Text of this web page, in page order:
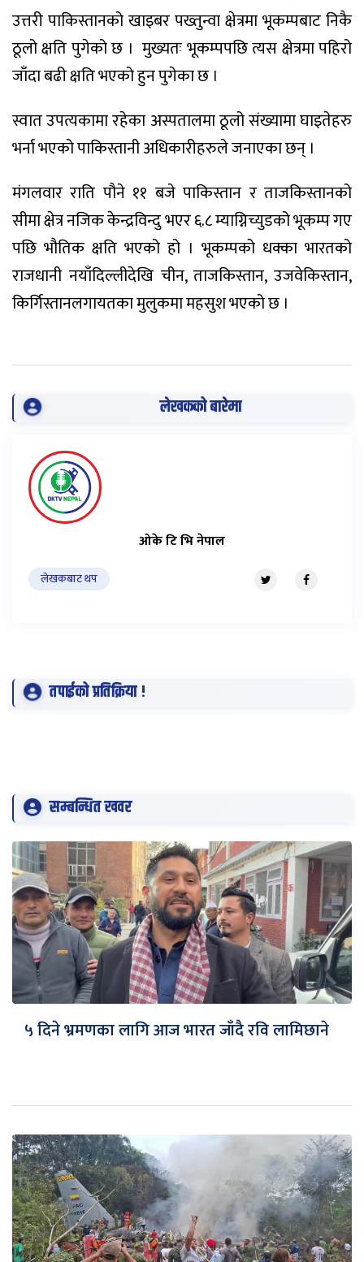
उत्तरी पाकिस्तानको खाइबर पख्तुन्वा क्षेत्रमा भूकम्पबाट निकै
ठूलो क्षति पुगेको छ । मुख्यतः भूकम्पपछि त्यस क्षेत्रमा पहिरो
जाँदा बढी क्षति भएको हुन पुगेका छ ।
स्वात उपत्यकामा रहेका अस्पतालमा ठूलो संख्यामा घाइतेहरु
भर्ना भएको पाकिस्तानी अधिकारीहरुले जनाएका छन् ।
मंगलवार राति पौने ११ बजे पाकिस्तान र ताजकिस्तानको
सीमा क्षेत्र नजिक केन्द्रविन्दु भएर ६.८ म्याग्निच्युडको भूकम्प गए
पछि भौतिक क्षति भएको हो । भूकम्पको धक्का भारतको
राजधानी नयाँदिल्लीदेखि चीन, ताजकिस्तान, उजवेकिस्तान,
किर्गिस्तानलगायतका मुलुकमा महसुश भएको छ ।
लेखकको बारेमा
ओके टि भि नेपाल
लेखकबाट थप
तपाईको प्रतिक्रिया !
सम्बन्धित खवर
५ दिने भ्रमणका लागि आज भारत जाँदै रवि लामिछाने